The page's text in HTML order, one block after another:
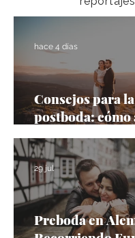
Consejos para
postboda: cómo
máximo tu
oportunidad
hace 4 días
Preboda en
29 jul